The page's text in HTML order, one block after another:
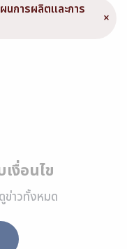
นการผลิตและการ
×
งื่อนไข
าวทั้งหมด